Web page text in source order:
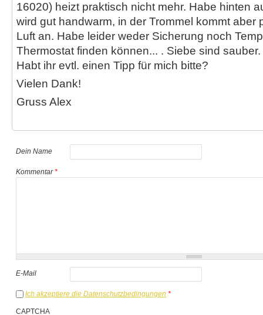
16020) heizt praktisch nicht mehr. Habe hinten
wird gut handwarm, in der Trommel kommt aber
Luft an. Habe leider weder Sicherung noch
Thermostat finden können... . Siebe sind sauber.
Habt ihr evtl. einen Tipp für mich bitte?
Vielen Dank!
Gruss Alex
Dein Name
Kommentar*
E-Mail
Ich akzeptiere die Datenschutzbedingungen *
CAPTCHA